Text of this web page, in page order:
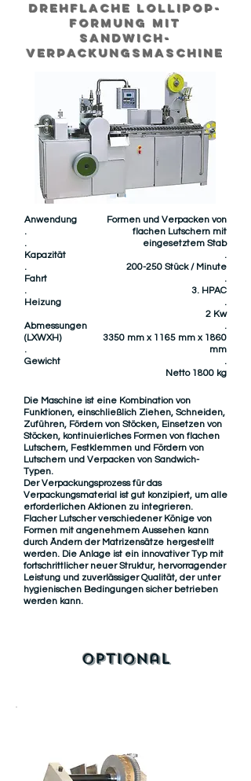
DREHFLACHE LOLLiPOP-
FORMUNG MIT
SANDWICH-
VERPACKUNGSMASCHINE
Anwendung
.
.
Kapazität
.
Fahrt
.
Heizung
Abmessungen
(LXWXH)
.
Gewicht
Formen und Verpacken von
flachen Lutschern mit
eingesetztem Stab
.
200-250 Stück / Minute
.
3. HPAC
.
2 Kw
.
3350 mm x 1165 mm x 1860
mm
.
Netto 1800 kg
Die Maschine ist eine Kombination von
Funktionen, einschließlich Ziehen, Schneiden,
Zuführen, Fördern von Stöcken, Einsetzen von
Stöcken, kontinuierliches Formen von flachen
Lutschern, Festklemmen und Fördern von
Lutschern und Verpacken von Sandwich-
Typen.
Der Verpackungsprozess für das
Verpackungsmaterial ist gut konzipiert, um alle
erforderlichen Aktionen zu integrieren.
Flacher Lutscher verschiedener Könige von
Formen mit angenehmem Aussehen kann
durch Ändern der Matrizensätze hergestellt
werden. Die Anlage ist ein innovativer Typ mit
fortschrittlicher neuer Struktur, hervorragender
Leistung und zuverlässiger Qualität, der unter
hygienischen Bedingungen sicher betrieben
werden kann.
Optional